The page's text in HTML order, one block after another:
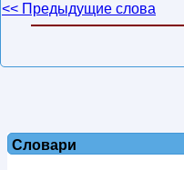
<< Предыдущие слова
Словари